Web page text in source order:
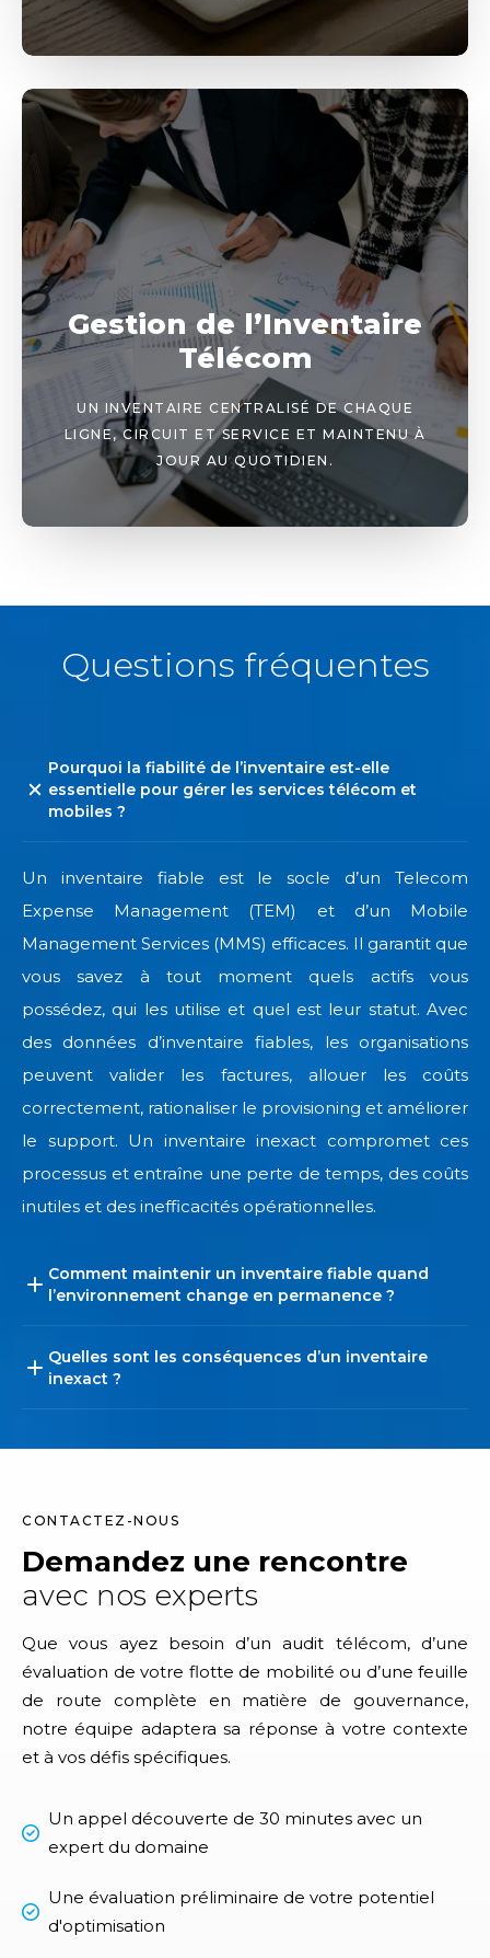
Gestion de l’Inventaire
Télécom
UN INVENTAIRE CENTRALISÉ DE CHAQUE
LIGNE, CIRCUIT ET SERVICE ET MAINTENU À
JOUR AU QUOTIDIEN.
Questions fréquentes
Pourquoi la fiabilité de l’inventaire est-elle
essentielle pour gérer les services télécom et
mobiles ?
Un inventaire fiable est le socle d’un Telecom
Expense Management (TEM) et d’un Mobile
Management Services (MMS) efficaces. Il garantit que
vous savez à tout moment quels actifs vous
possédez, qui les utilise et quel est leur statut. Avec
des données d’inventaire fiables, les organisations
peuvent valider les factures, allouer les coûts
correctement, rationaliser le provisioning et améliorer
le support. Un inventaire inexact compromet ces
processus et entraîne une perte de temps, des coûts
inutiles et des inefficacités opérationnelles.
Comment maintenir un inventaire fiable quand
l’environnement change en permanence ?
Quelles sont les conséquences d’un inventaire
inexact ?
CONTACTEZ-NOUS
Demandez une rencontre
avec nos experts
Que vous ayez besoin d’un audit télécom, d’une
évaluation de votre flotte de mobilité ou d’une feuille
de route complète en matière de gouvernance,
notre équipe adaptera sa réponse à votre contexte
et à vos défis spécifiques.
Un appel découverte de 30 minutes avec un
expert du domaine
Une évaluation préliminaire de votre potentiel
d'optimisation